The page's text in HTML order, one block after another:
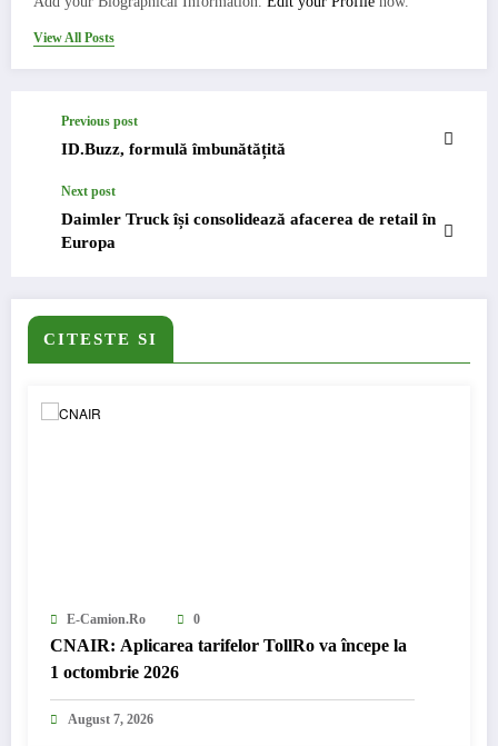
View All Posts
Previous post
ID.Buzz, formulă îmbunătățită
Next post
Daimler Truck își consolidează afacerea de retail în
Europa
CITESTE SI
E-Camion.ro 0
CNAIR: Aplicarea tarifelor TollRo va începe la
1 octombrie 2026
August 7, 2026